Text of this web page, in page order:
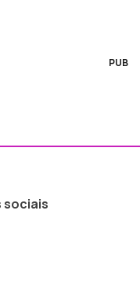
PUB
sociais
ao